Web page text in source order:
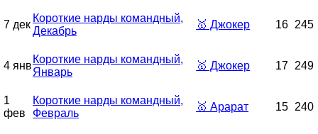
7 дек
Короткие нарды командный,
Декабрь
🥇 Джокер 16 245
4 янв
Короткие нарды командный,
Январь
🥇 Джокер 17 249
1
фев
Короткие нарды командный,
Февраль
🥇 Арарат 15 240